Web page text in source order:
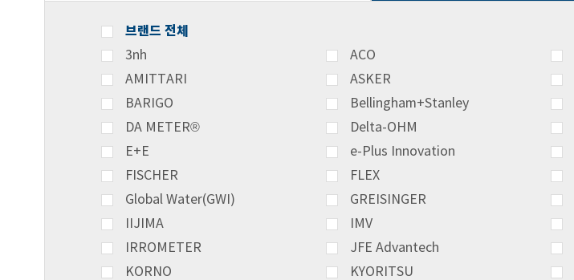
브랜드 전체
3nh ACO
AMITTARI
ASKER
BARIGO
Bellingham+Stanley
DA METER®
Delta-OHM
E+E
e-Plus Innovation
FISCHER
FLEX
Global Water(GWI)
GREISINGER
IIJIMA
IMV
IRROMETER
JFE Advantech
KORNO
KYORITSU